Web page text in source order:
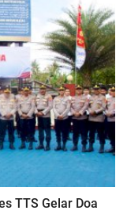
TTS Gelar Doa